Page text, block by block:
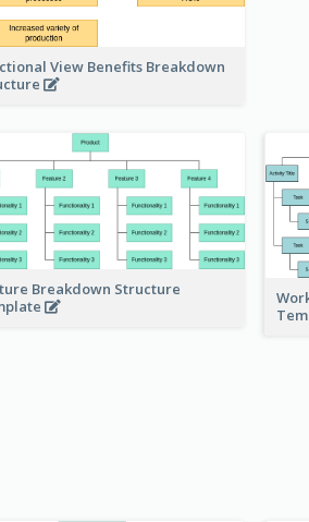
View Benefits Breakdown
Breakdown Structure